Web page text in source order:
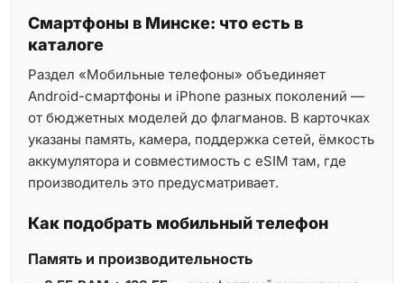
Смартфоны в Минске: что есть в
каталоге
Раздел «Мобильные телефоны» объединяет
Android-смартфоны и iPhone разных поколений —
от бюджетных моделей до флагманов. В карточках
указаны память, камера, поддержка сетей, ёмкость
аккумулятора и совместимость с eSIM там, где
производитель это предусматривает.
Как подобрать мобильный телефон
Память и производительность